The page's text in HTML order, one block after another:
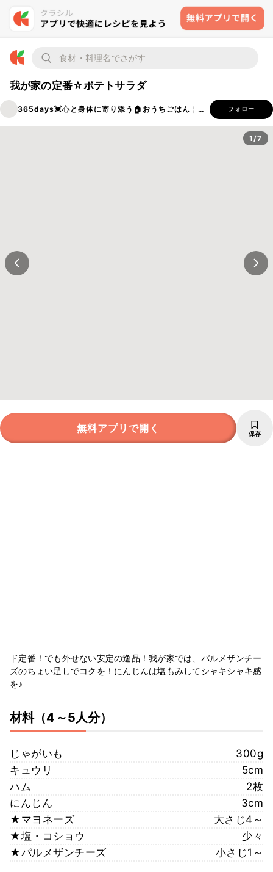
我が家の定番☆ポテトサラダ
365days💓‪心と身体に寄り添う🏠おうちごはん￤穂ノcafe フォロー
1/7
無料アプリで開く 保存
ド定番！でも外せない安定の逸品！我が家では、パルメザンチー
ズのちょい足しでコクを！にんじんは塩もみしてシャキシャキ感
を♪
材料（4～5人分）
じゃがいも
300g
キュウリ
5cm
ハム
2枚
にんじん
3cm
★マヨネーズ
大さじ4～
★塩・コショウ
少々
★パルメザンチーズ
小さじ1～